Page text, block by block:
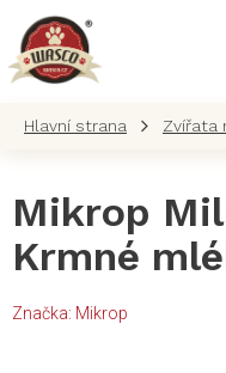
obsah
Zvířata
Mikrop
Krmné
Značka: Mikrop